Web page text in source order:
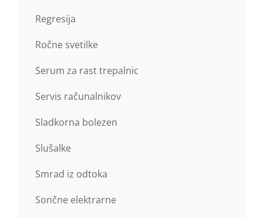
Regresija
Ročne svetilke
Serum za rast trepalnic
Servis računalnikov
Sladkorna bolezen
Slušalke
Smrad iz odtoka
Sončne elektrarne